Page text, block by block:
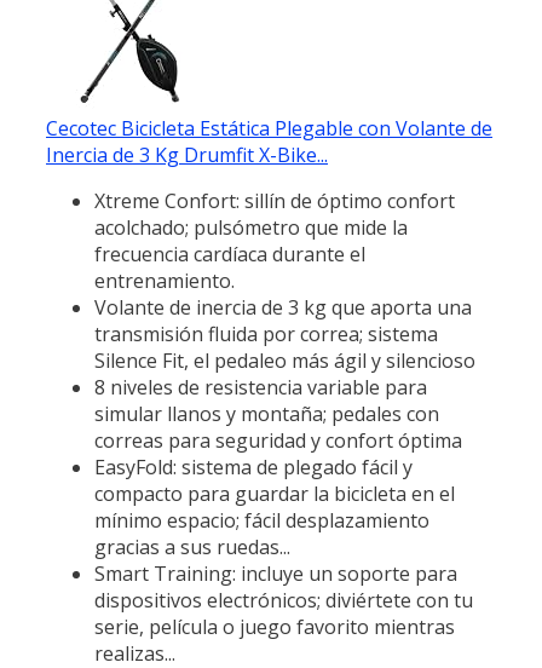
Cecotec Bicicleta Estática Plegable con Volante de
Inercia de 3 Kg Drumfit X-Bike...
Xtreme Confort: sillín de óptimo confort
acolchado; pulsómetro que mide la
frecuencia cardíaca durante el
entrenamiento.
Volante de inercia de 3 kg que aporta una
transmisión fluida por correa; sistema
Silence Fit, el pedaleo más ágil y silencioso
8 niveles de resistencia variable para
simular llanos y montaña; pedales con
correas para seguridad y confort óptima
EasyFold: sistema de plegado fácil y
compacto para guardar la bicicleta en el
mínimo espacio; fácil desplazamiento
gracias a sus ruedas...
Smart Training: incluye un soporte para
dispositivos electrónicos; diviértete con tu
serie, película o juego favorito mientras
realizas...